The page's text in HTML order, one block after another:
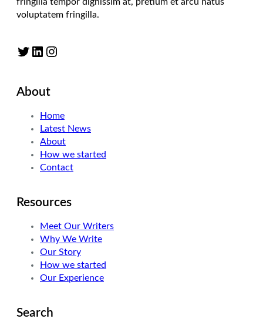
voluptatem fringilla.
Twitter LinkedIn Instagram
About
Home
Latest News
About
How we started
Contact
Resources
Meet Our Writers
Why We Write
Our Story
How we started
Our Experience
Search